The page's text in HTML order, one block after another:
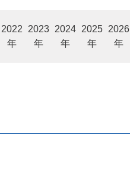
2022
年
2023
年
2024
年
2025
年
2026
年